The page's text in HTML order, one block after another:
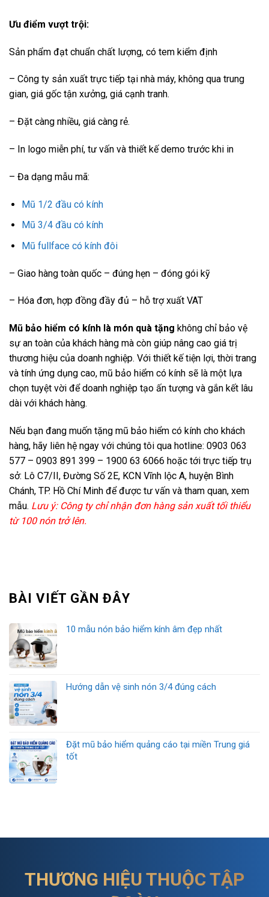
Ưu điểm vượt trội:
Sản phẩm đạt chuẩn chất lượng, có tem kiểm định
– Công ty sản xuất trực tiếp tại nhà máy, không qua trung
gian, giá gốc tận xưởng, giá cạnh tranh.
– Đặt càng nhiều, giá càng rẻ.
– In logo miễn phí, tư vấn và thiết kế demo trước khi in
– Đa dạng mẫu mã:
Mũ 1/2 đầu có kính
Mũ 3/4 đầu có kính
Mũ fullface có kính đôi
– Giao hàng toàn quốc – đúng hẹn – đóng gói kỹ
– Hóa đơn, hợp đồng đầy đủ – hỗ trợ xuất VAT
Mũ bảo hiểm có kính là món quà tặng không chỉ bảo vệ
sự an toàn của khách hàng mà còn giúp nâng cao giá trị
thương hiệu của doanh nghiệp. Với thiết kế tiện lợi, thời trang
và tính ứng dụng cao, mũ bảo hiểm có kính sẽ là một lựa
chọn tuyệt vời để doanh nghiệp tạo ấn tượng và gắn kết lâu
dài với khách hàng.
Nếu bạn đang muốn tặng mũ bảo hiểm có kính cho khách
hàng, hãy liên hệ ngay với chúng tôi qua hotline: 0903 063
577 – 0903 891 399 – 1900 63 6066 hoặc tới trực tiếp trụ
sở: Lô C7/II, Đường Số 2E, KCN Vĩnh lộc A, huyện Bình
Chánh, TP. Hồ Chí Minh để được tư vấn và tham quan, xem
mẫu. Lưu ý: Công ty chỉ nhận đơn hàng sản xuất tối thiểu
từ 100 nón trở lên.
BÀI VIẾT GẦN ĐÂY
10 mẫu nón bảo hiểm kính âm đẹp nhất
Hướng dẫn vệ sinh nón 3/4 đúng cách
Đặt mũ bảo hiểm quảng cáo tại miền Trung giá
tốt
THƯƠNG HIỆU THUỘC TẬP